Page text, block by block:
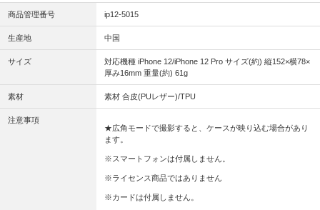
商品管理番号 ip12-5015
生産地 中国
サイズ
対応機種 iPhone 12/iPhone 12 Pro サイズ(約) 縦152×横78×
厚み16mm 重量(約) 61g
素材 素材 合皮(PUレザー)/TPU
注意事項
★広角モードで撮影すると、ケースが映り込む場合があり
ます。
※スマートフォンは付属しません。
※ライセンス商品ではありません
※カードは付属しません。